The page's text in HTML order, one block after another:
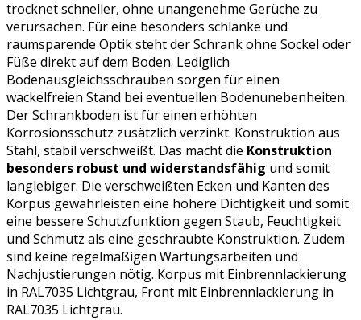
trocknet schneller, ohne unangenehme Gerüche zu
verursachen. Für eine besonders schlanke und
raumsparende Optik steht der Schrank ohne Sockel oder
Füße direkt auf dem Boden. Lediglich
Bodenausgleichsschrauben sorgen für einen
wackelfreien Stand bei eventuellen Bodenunebenheiten.
Der Schrankboden ist für einen erhöhten
Korrosionsschutz zusätzlich verzinkt. Konstruktion aus
Stahl, stabil verschweißt. Das macht die Konstruktion
besonders robust und widerstandsfähig und somit
langlebiger. Die verschweißten Ecken und Kanten des
Korpus gewährleisten eine höhere Dichtigkeit und somit
eine bessere Schutzfunktion gegen Staub, Feuchtigkeit
und Schmutz als eine geschraubte Konstruktion. Zudem
sind keine regelmäßigen Wartungsarbeiten und
Nachjustierungen nötig. Korpus mit Einbrennlackierung
in RAL7035 Lichtgrau, Front mit Einbrennlackierung in
RAL7035 Lichtgrau.